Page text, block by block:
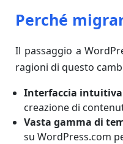
Perché
Il passaggio a
ragioni di questo
Interfaccia
creazione di
Vasta gamma di
su WordPress.com